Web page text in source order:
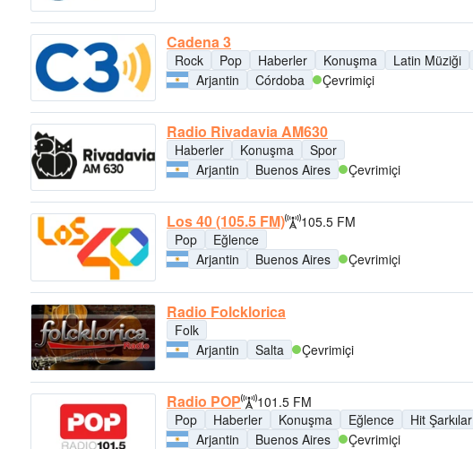
Cadena 3
Rock Pop Haberler Konuşma Latin Müziği
Arjantin
Córdoba Çevrimiçi
Radio Rivadavia AM630
Haberler Konuşma
Spor
Arjantin
Buenos Aires Çevrimiçi
Los 40 (105.5 FM)
105.5 FM
Pop
Eğlence
Arjantin
Buenos Aires Çevrimiçi
Radio Folcklorica
Folk
Arjantin
Salta Çevrimiçi
Radio POP
101.5 FM
Pop
Haberler Konuşma Eğlence
Hit Şarkılar
Arjantin
Buenos Aires Çevrimiçi